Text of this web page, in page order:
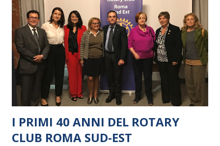
I PRIMI 40 ANNI DEL ROTARY
CLUB ROMA SUD-EST